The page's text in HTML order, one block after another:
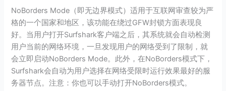
NoBorders Mode（即无边界模式）适用于互联网审查较为严
格的一个国家和地区，该功能在绕过GFW封锁方面表现良
好。当用户打开Surfshark客户端之后，其系统就会自动检测
用户当前的网络环境，一旦发现用户的网络受到了限制，就
会立即启动NoBorders Mode。此外，在NoBorders模式下，
Surfshark会自动为用户选择在网络受限时运行效果最好的服
务器节点。注意：你也可以手动打开NoBorders模式。